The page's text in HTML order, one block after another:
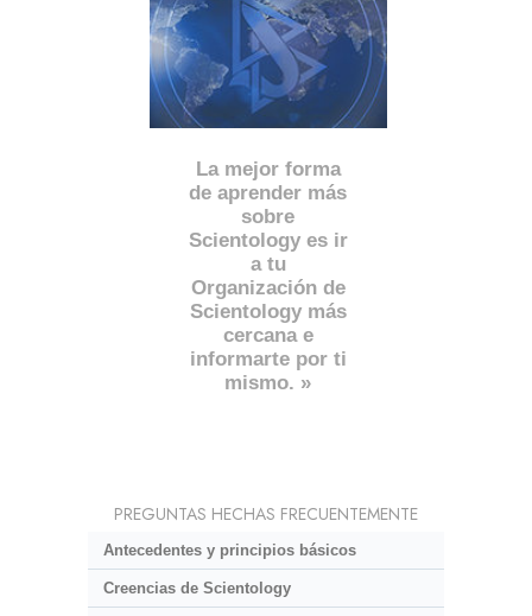
La mejor forma
de aprender más
sobre
Scientology es ir
a tu
Organización de
Scientology más
cercana e
informarte por ti
mismo. »
PREGUNTAS HECHAS FRECUENTEMENTE
Antecedentes y principios básicos
Creencias de Scientology